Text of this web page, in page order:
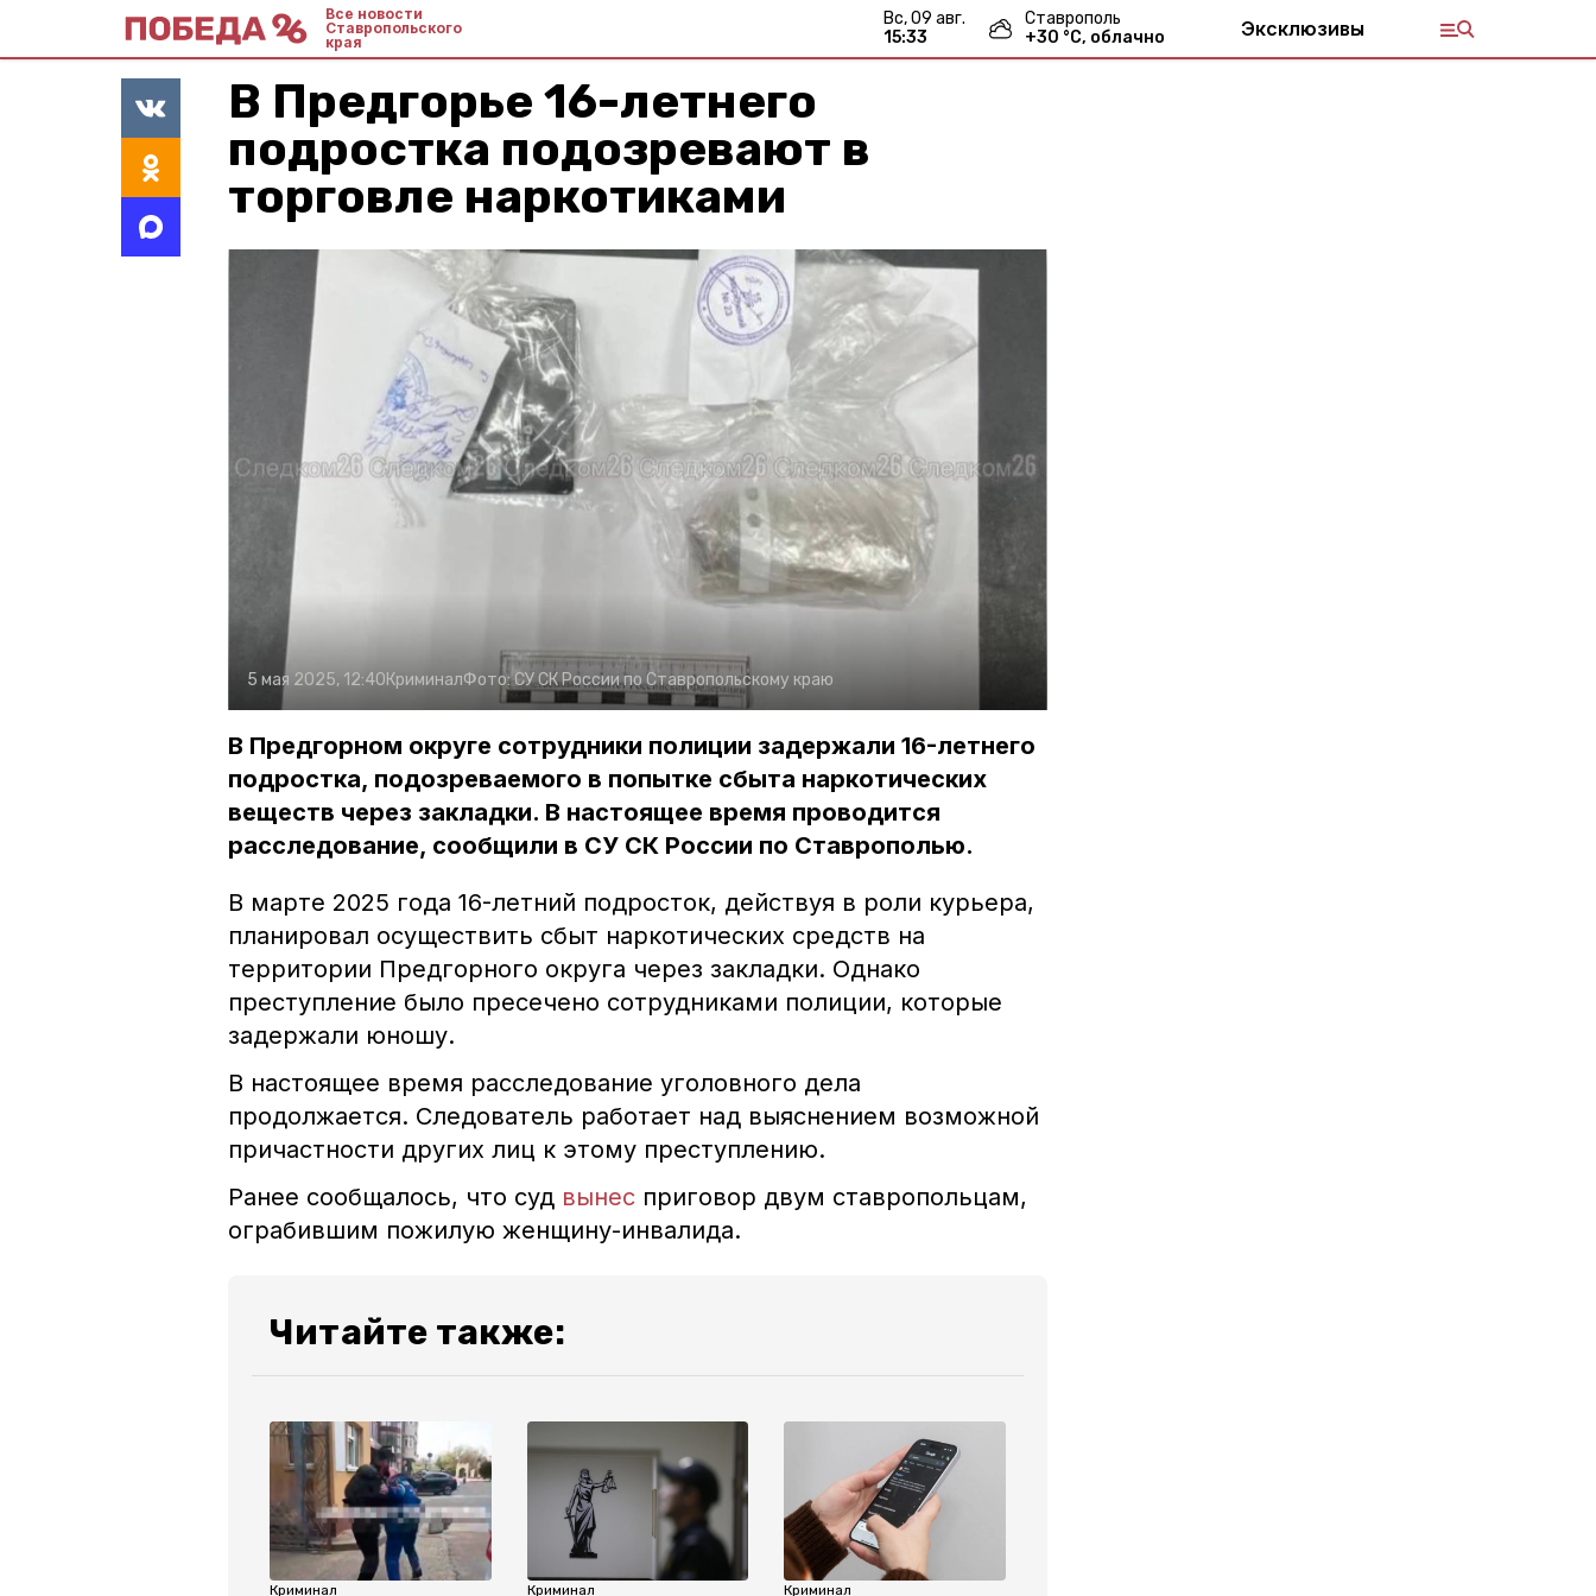
Все новости
Ставропольского
края
вс, 09 авг.
15:33
Ставрополь
+30 °С, облачно Эксклюзивы
В Предгорье 16-летнего
подростка подозревают в
торговле наркотиками
5 мая 2025, 12:40КриминалФото:СУ СК России по Ставропольскому краю
В Предгорном округе сотрудники полиции задержали 16-летнего
подростка, подозреваемого в попытке сбыта наркотических
веществ через закладки. В настоящее время проводится
расследование, сообщили в СУ СК России по Ставрополью.
В марте 2025 года 16-летний подросток, действуя в роли курьера,
планировал осуществить сбыт наркотических средств на
территории Предгорного округа через закладки. Однако
преступление было пресечено сотрудниками полиции, которые
задержали юношу.
В настоящее время расследование уголовного дела
продолжается. Следователь работает над выяснением возможной
причастности других лиц к этому преступлению.
Ранее сообщалось, что суд вынес приговор двум ставропольцам,
ограбившим пожилую женщину-инвалида.
Читайте также:
Криминал Криминал Криминал